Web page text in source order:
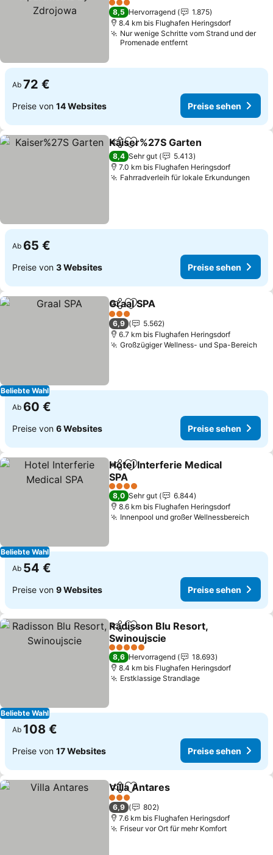
3 Sterne
8,5 Hervorragend
1.875
8.4 km bis Flughafen Heringsdorf
Nur wenige Schritte vom Strand und der
Promenade entfernt
Ab 72 €
Preise von 14 Websites Preise sehen
TeilenZu Favoriten hinzufügen
Kaiser%27S Garten
8,4 Sehr gut
5.413
7.0 km bis Flughafen Heringsdorf
Fahrradverleih für lokale Erkundungen
Ab 65 €
Preise von 3 Websites Preise sehen
Beliebte Wahl
TeilenZu Favoriten hinzufügen
Graal SPA
3 Sterne
6,9
5.562
6.7 km bis Flughafen Heringsdorf
Großzügiger Wellness- und Spa-Bereich
Ab 60 €
Preise von 6 Websites Preise sehen
Beliebte Wahl
TeilenZu Favoriten hinzufügen
Hotel Interferie Medical
SPA
4 Sterne
8,0 Sehr gut
6.844
8.6 km bis Flughafen Heringsdorf
Innenpool und großer Wellnessbereich
Ab 54 €
Preise von 9 Websites Preise sehen
Beliebte Wahl
TeilenZu Favoriten hinzufügen
Radisson Blu Resort,
Swinoujscie
5 Sterne
8,6 Hervorragend
18.693
8.4 km bis Flughafen Heringsdorf
Erstklassige Strandlage
Ab 108 €
Preise von 17 Websites Preise sehen
TeilenZu Favoriten hinzufügen
Villa Antares
3 Sterne
6,9
802
7.6 km bis Flughafen Heringsdorf
Friseur vor Ort für mehr Komfort